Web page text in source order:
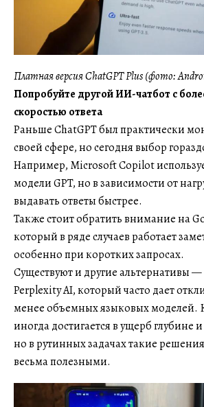
Платная версия ChatGPT Plus (фото:
Попробуйте другой ИИ-чатбот с
скоростью ответа
Раньше ChatGPT был практически
своей сфере, но сегодня выбор
Например, Microsoft Copilot
модели GPT, но в зависимости от
выдавать ответы быстрее.
Также стоит обратить внимание на
который в ряде случаев работает
особенно при коротких запросах.
Существуют и другие альтернативы
Perplexity AI, который часто дает
менее объемных языковых моделей.
иногда достигается в ущерб глубине и
но в рутинных задачах такие
весьма полезными.